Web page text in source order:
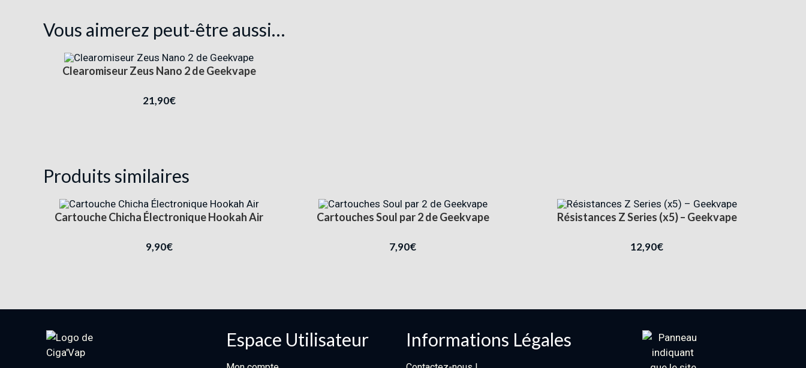
Vous aimerez peut-être aussi…
Clearomiseur Zeus Nano 2 de Geekvape
21,90€
Produits similaires
Cartouche Chicha Électronique Hookah Air
9,90€
Cartouches Soul par 2 de Geekvape
7,90€
Résistances Z Series (x5) – Geekvape
12,90€
Espace Utilisateur Informations Légales